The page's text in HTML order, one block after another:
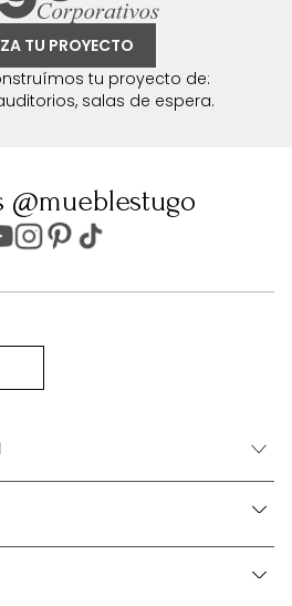
TU PROYECTO
tu proyecto de:
salas de espera.
@mueblestugo
+
+